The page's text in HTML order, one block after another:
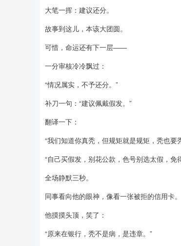
大笔一挥：建议还分。
故事到这儿，本该大团圆。
可惜，命运还有下一层——
一分审核冷冷飘过：
“情况属实，不予还分。”
补刀一句：“建议佩戴假发。”
翻译一下：
“我们知道你真秃，但规矩就是规矩，秃也要
“自己买假发，别花公款，色号别选太假，免
全场静默三秒。
同事看向他的眼神，像看一张被拒的信用卡。
他摸摸头顶，笑了：
“原来在银行，秃不是病，是违章。”